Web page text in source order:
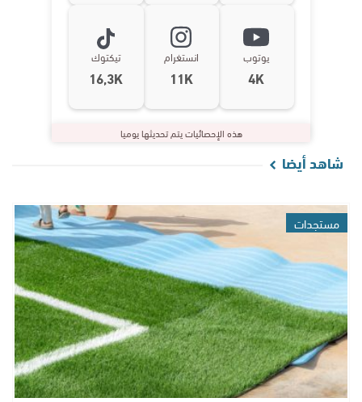
يوتوب
4K
انستغرام
11K
تيكتوك
16,3K
هذه الإحصائيات يتم تحديثها يوميا
شاهد أيضا
مستجدات